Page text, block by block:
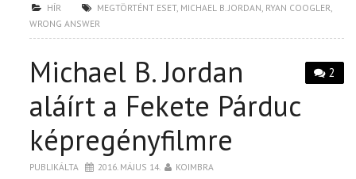
HÍR MEGTÖRTÉNT ESET, MICHAEL B. JORDAN RYAN COOGLER
WRONG ANSWER
2
Michael B. Jordan
aláírt a Fekete Párduc
képregényfilmre
PUBLIKÁLTA 2016. MÁJUS 14. KOIMBRA